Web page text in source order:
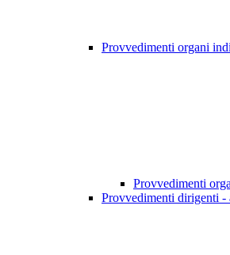
Provvedimenti organi
Provvedimenti
Provvedimenti dirigenti -